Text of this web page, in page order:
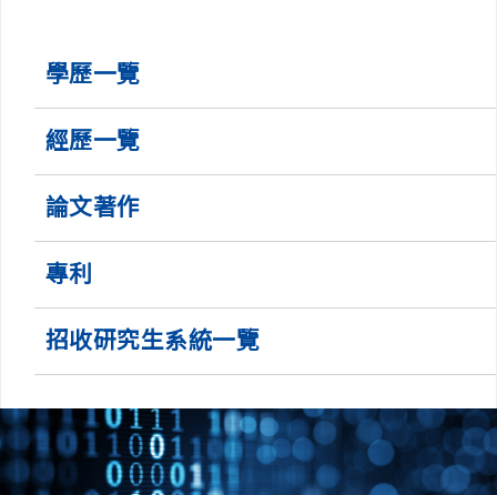
學歷一覽
經歷一覽
論文著作
專利
招收研究生系統一覽